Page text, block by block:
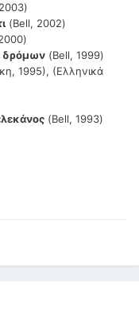
(Bell, 2002)
δρόμων (Bell, 1999)
1995), (Ελληνικά
(Bell, 1993)